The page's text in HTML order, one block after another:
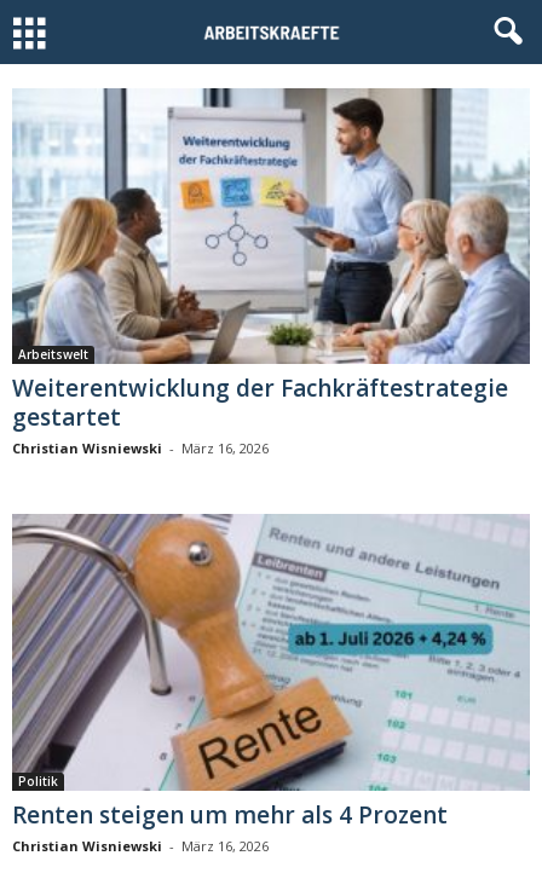
Arbeitswelt
Weiterentwicklung der Fachkräftestrategie
gestartet
Christian Wisniewski - März 16, 2026
Politik
Renten steigen um mehr als 4 Prozent
Christian Wisniewski - März 16, 2026